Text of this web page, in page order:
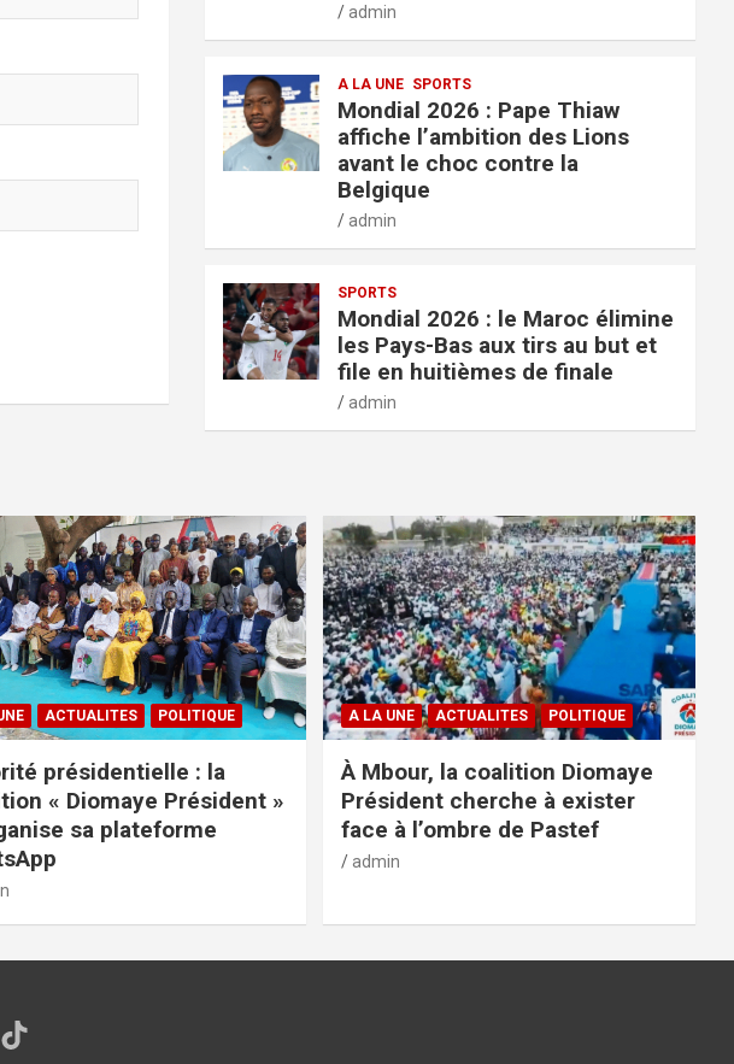
admin
A LA UNE SPORTS
Mondial 2026 : Pape Thiaw
affiche l’ambition des Lions
avant le choc contre la
Belgique
admin
SPORTS
Mondial 2026 : le Maroc élimine
les Pays-Bas aux tirs au but et
file en huitièmes de finale
admin
ACTUALITES POLITIQUE
présidentielle : la
« Diomaye Président »
sa plateforme
A LA UNE ACTUALITES POLITIQUE
À Mbour, la coalition Diomaye
Président cherche à exister
face à l’ombre de Pastef
admin